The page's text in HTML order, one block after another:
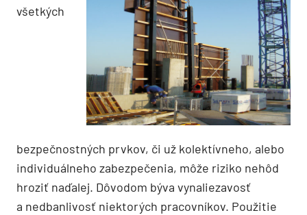
všetkých
bezpečnostných prvkov, či už kolektívneho, alebo
individuálneho zabezpečenia, môže riziko nehôd
hroziť naďalej. Dôvodom býva vynaliezavosť
a nedbanlivosť niektorých pracovníkov. Použitie